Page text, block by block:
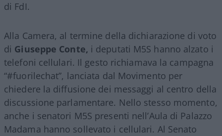
di FdI.
Alla Camera, al termine della dichiarazione di voto
di Giuseppe Conte, i deputati M5S hanno alzato i
telefoni cellulari. Il gesto richiamava la campagna
“#fuorilechat”, lanciata dal Movimento per
chiedere la diffusione dei messaggi al centro della
discussione parlamentare. Nello stesso momento,
anche i senatori M5S presenti nell’Aula di Palazzo
Madama hanno sollevato i cellulari. Al Senato